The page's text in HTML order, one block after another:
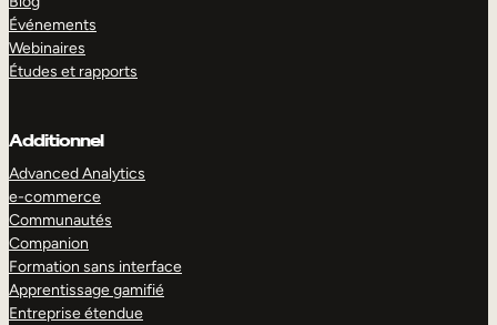
Événements
Webinaires
Études et rapports
Additionnel
Advanced Analytics
e-commerce
Communautés
Companion
Formation sans interface
Apprentissage gamifié
Entreprise étendue